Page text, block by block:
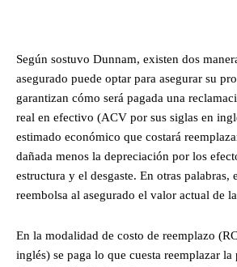
Según sostuvo Dunnam, existen dos
asegurado puede optar para asegurar su
garantizan cómo será pagada una
real en efectivo (ACV por sus siglas en
estimado económico que costará
dañada menos la depreciación por los
estructura y el desgaste. En otras palabras,
reembolsa al asegurado el valor actual de
En la modalidad de costo de reemplazo
inglés) se paga lo que cuesta reemplazar